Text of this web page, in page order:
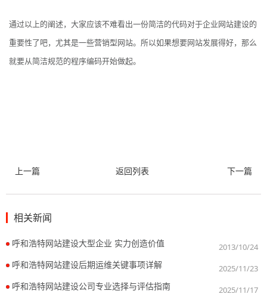
通过以上的阐述，大家应该不难看出一份简洁的代码对于企业网站建设的
重要性了吧，尤其是一些营销型网站。所以如果想要网站发展得好，那么
就要从简洁规范的程序编码开始做起。
上一篇 返回列表 下一篇
相关新闻
2013/10/24
呼和浩特网站建设大型企业 实力创造价值
2025/11/23
呼和浩特网站建设后期运维关键事项详解
2025/11/17
呼和浩特网站建设公司专业选择与评估指南